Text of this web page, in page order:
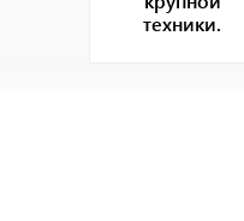
техники.